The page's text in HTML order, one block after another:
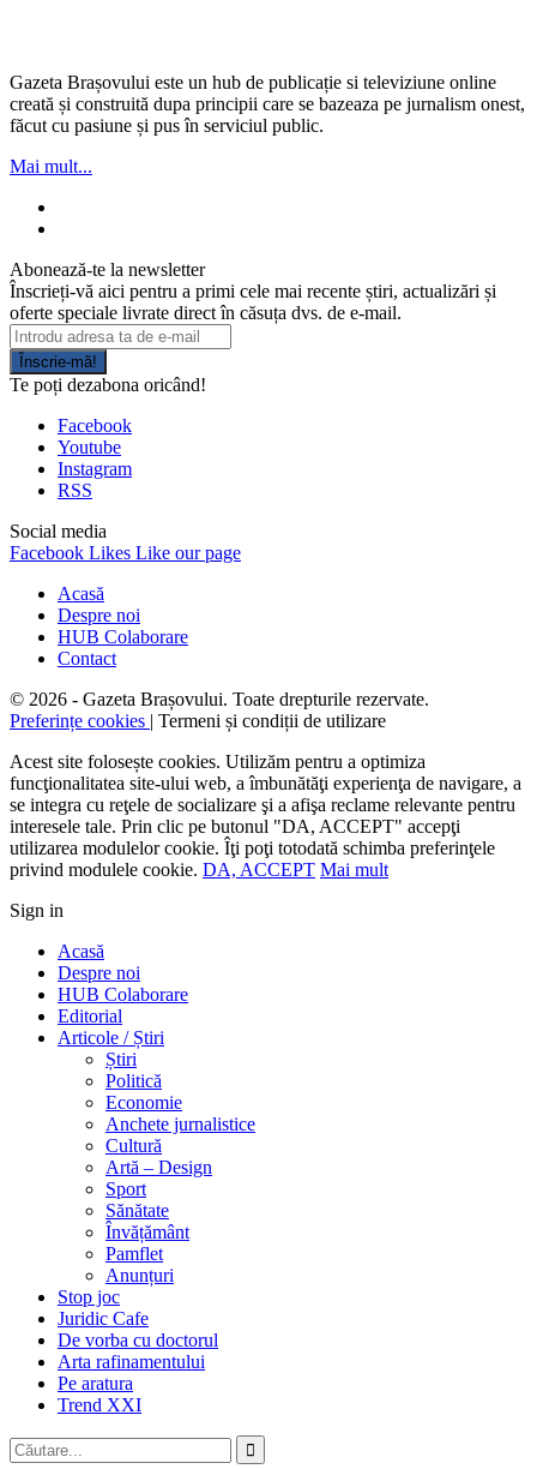
Gazeta Brașovului este un hub de publicație si televiziune online
creată și construită dupa principii care se bazeaza pe jurnalism onest,
făcut cu pasiune și pus în serviciul public.
Mai mult...
Abonează-te la newsletter
Înscrieți-vă aici pentru a primi cele mai recente știri, actualizări și
oferte speciale livrate direct în căsuța dvs. de e-mail.
Înscrie-mă!
Te poți dezabona oricând!
Facebook
Youtube
Instagram
RSS
Social media
Facebook Likes Like our page
Acasă
Despre noi
HUB Colaborare
Contact
© 2026 - Gazeta Brașovului. Toate drepturile rezervate.
Preferințe cookies | Termeni și condiții de utilizare
Acest site folosește cookies. Utilizăm pentru a optimiza
funcţionalitatea site-ului web, a îmbunătăţi experienţa de navigare, a
se integra cu reţele de socializare şi a afişa reclame relevante pentru
interesele tale. Prin clic pe butonul "DA, ACCEPT" accepţi
utilizarea modulelor cookie. Îţi poţi totodată schimba preferinţele
privind modulele cookie. DA, ACCEPT Mai mult
Sign in
Acasă
Despre noi
HUB Colaborare
Editorial
Articole / Știri
Știri
Politică
Economie
Anchete jurnalistice
Cultură
Artă – Design
Sport
Sănătate
Învățământ
Pamflet
Anunțuri
Stop joc
Juridic Cafe
De vorba cu doctorul
Arta rafinamentului
Pe aratura
Trend XXI